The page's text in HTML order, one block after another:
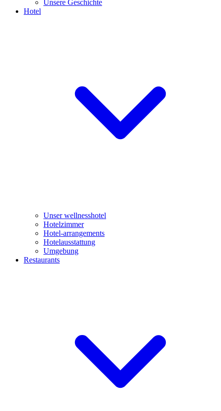
Unsere Geschichte
Hotel
Unser wellnesshotel
Hotelzimmer
Hotel-arrangements
Hotelausstattung
Umgebung
Restaurants